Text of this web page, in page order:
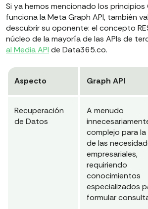
Si ya hemos mencionado los principios
funciona la Meta Graph API, también
descubrir su oponente: el concepto
núcleo de la mayoría de las APIs de
al Media API de Data365.co.
Aspecto Graph API
Recuperación
de Datos
A menudo
complejo para
de las
empresariales,
requiriendo
conocimientos
especializados
formular